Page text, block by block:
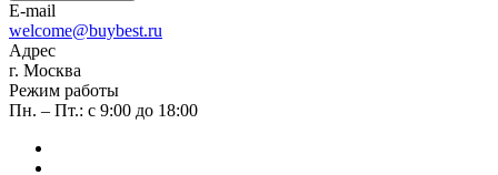
E-mail
welcome@buybest.ru
Адрес
г. Москва
Режим работы
Пн. – Пт.: с 9:00 до 18:00